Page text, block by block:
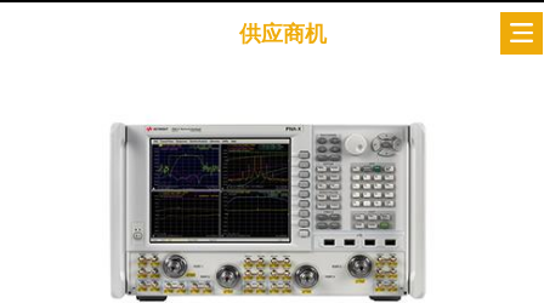
供应商机